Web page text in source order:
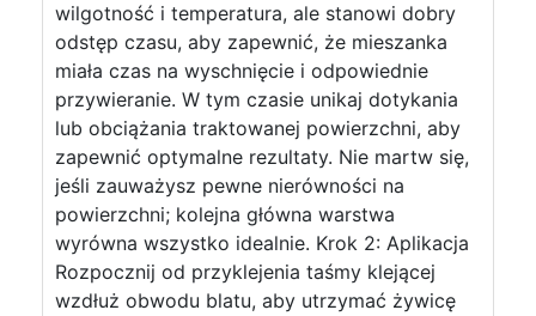
wilgotność i temperatura, ale stanowi dobry
odstęp czasu, aby zapewnić, że mieszanka
miała czas na wyschnięcie i odpowiednie
przywieranie. W tym czasie unikaj dotykania
lub obciążania traktowanej powierzchni, aby
zapewnić optymalne rezultaty. Nie martw się,
jeśli zauważysz pewne nierówności na
powierzchni; kolejna główna warstwa
wyrówna wszystko idealnie. Krok 2: Aplikacja
Rozpocznij od przyklejenia taśmy klejącej
wzdłuż obwodu blatu, aby utrzymać żywicę